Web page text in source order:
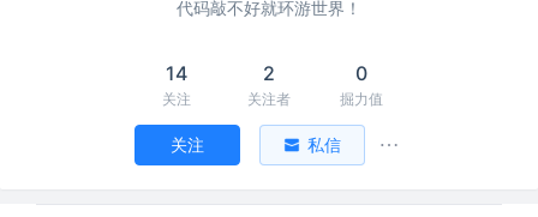
代码敲不好就环游世界！
14
关注
2
关注者
0
掘力值
关注 私信